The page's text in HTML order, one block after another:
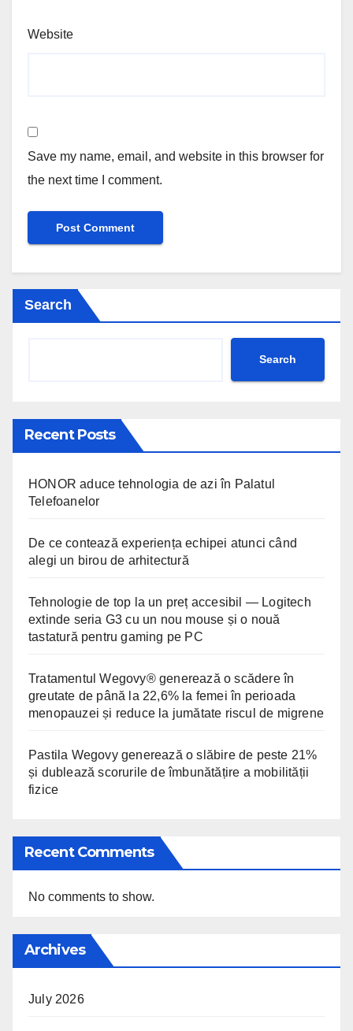
Website
Save my name, email, and website in this browser for
the next time I comment.
Search
Search
Recent Posts
HONOR aduce tehnologia de azi în Palatul
Telefoanelor
De ce contează experiența echipei atunci când
alegi un birou de arhitectură
Tehnologie de top la un preț accesibil — Logitech
extinde seria G3 cu un nou mouse și o nouă
tastatură pentru gaming pe PC
Tratamentul Wegovy® generează o scădere în
greutate de până la 22,6% la femei în perioada
menopauzei și reduce la jumătate riscul de migrene
Pastila Wegovy generează o slăbire de peste 21%
și dublează scorurile de îmbunătățire a mobilității
fizice
Recent Comments
No comments to show.
Archives
July 2026